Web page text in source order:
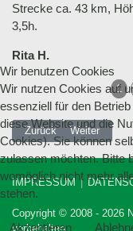
Strecke ca. 43 km,
3,5h.
Rita H.
1
Vorheriger Beitrag:
Zurück Nächster
Weiter
IMPRESSUM
Copyright © 2008 - 2026
vorbehalten.
Wir benutzen Cookies
Wir nutzen Cookies auf
essenziell für den
diese Website und die
Cookies). Sie können
zulassen möchten. Bitte
womöglich nicht mehr
stehen.
Akzeptieren